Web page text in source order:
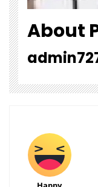
About